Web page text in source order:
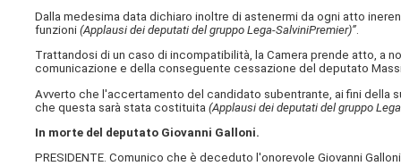
Dalla medesima data dichiaro inoltre di astenermi da ogni atto
funzioni(Applausi dei deputati del gruppo Lega-SalviniPremier)”.
Trattandosi di un caso di incompatibilità, la Camera prende atto, a
comunicazione e della conseguente cessazione del deputato
Avverto che l'accertamento del candidato subentrante, ai fini della
che questa sarà stata costituita(Applausi dei deputati del gruppo
In morte del deputato Giovanni Galloni.
PRESIDENTE. Comunico che è deceduto l'onorevole Giovanni